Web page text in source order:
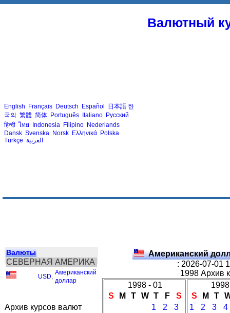
Валютный
English Français Deutsch Español 日本語 한
국의 繁體 简体 Português Italiano Русский
हिन्दी ไทย Indonesia Filipino Nederlands
Dansk Svenska Norsk Ελληνικά Polska
Türkçe العربية
Валюты
СЕВЕРНАЯ АМЕРИКА
USD
Американский
доллар
Архив курсов валют
Американский
: 2026-07-01
1998 Архив
1998 - 01
S
M T W T F
S
1
2
3
S
M T
1
2 3
4